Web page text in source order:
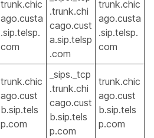
trunk.chic
ago.custa
.sip.telsp.
com
.trunk.chi
cago.cust
a.sip.telsp
.com
trunk.chic
ago.custa
.sip.telsp.
com
trunk.chic
ago.cust
b.sip.tels
p.com
_sips._tcp
.trunk.chi
cago.cust
b.sip.tels
p.com
trunk.chic
ago.cust
b.sip.tels
p.com